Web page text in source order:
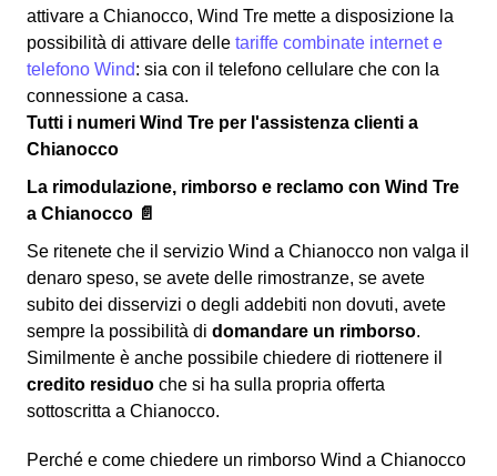
attivare a Chianocco, Wind Tre mette a disposizione la
possibilità di attivare delle tariffe combinate internet e
telefono Wind: sia con il telefono cellulare che con la
connessione a casa.
Tutti i numeri Wind Tre per l'assistenza clienti a
Chianocco
La rimodulazione, rimborso e reclamo con Wind Tre
a Chianocco 📄
Se ritenete che il servizio Wind a Chianocco non valga il
denaro speso, se avete delle rimostranze, se avete
subito dei disservizi o degli addebiti non dovuti, avete
sempre la possibilità di domandare un rimborso.
Similmente è anche possibile chiedere di riottenere il
credito residuo che si ha sulla propria offerta
sottoscritta a Chianocco.
Perché e come chiedere un rimborso Wind a Chianocco